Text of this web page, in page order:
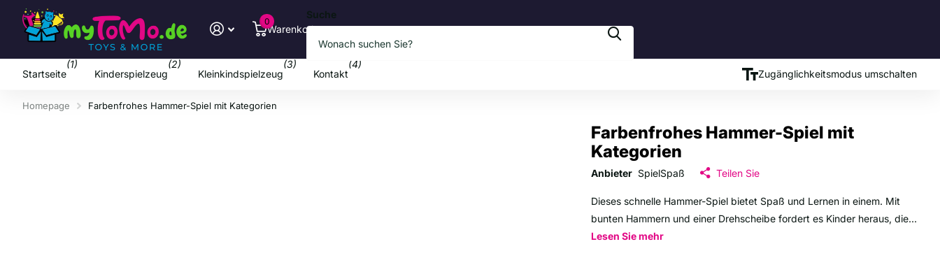
Suche
Warenkorb
0
Startseite
(1)
Kinderspielzeug
(2)
Kleinkindspielzeug
(3)
Kontakt
(4)
Zugänglichkeitsmodus umschalten
Homepage Farbenfrohes Hammer-Spiel mit Kategorien
Farbenfrohes Hammer-Spiel mit
Kategorien
Anbieter SpielSpaß Teilen Sie
Dieses schnelle Hammer-Spiel bietet Spaß und Lernen in einem. Mit
bunten Hammern und einer Drehscheibe fordert es Kinder heraus, die...
Lesen Sie mehr